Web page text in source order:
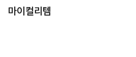
마이컬리템